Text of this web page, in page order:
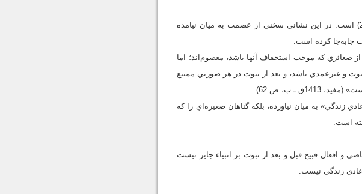
ارجاع دوم نويسنده مقاله به کتاب أوائل المقالات شيخ مفيد (1413ق ـ الف، ص 29) است. در اين نشانی سخنی از عصمت به میان نيامده
جابه‌جا کرده ‌است.
از صغائري که موجب استخفاف آنها باشد، معصوم‌اند؛ اما
و غيرعمدي باشد، و بعد از نبوت در هر صورتي ممتنع
ـ ب، ص 62).
زندگي» به میان نياورده، بلکه گناهان صغيره‌اي را که
است.
افعال قبيح قبل و بعد از نبوت بر انبياء جايز نيست